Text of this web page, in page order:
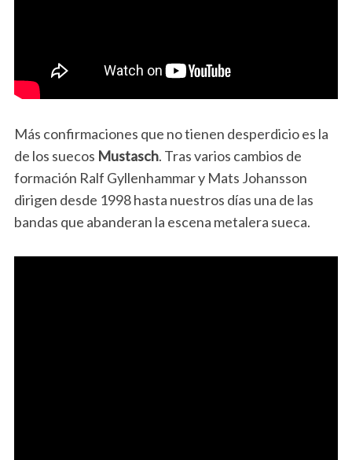
Más confirmaciones que no tienen desperdicio es la
de los suecos Mustasch. Tras varios cambios de
formación Ralf Gyllenhammar y Mats Johansson
dirigen desde 1998 hasta nuestros días una de las
bandas que abanderan la escena metalera sueca.